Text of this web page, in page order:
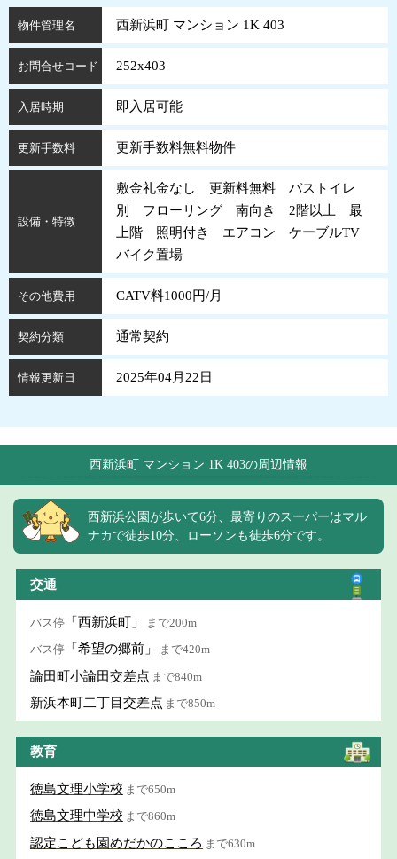
物件管理名 西新浜町 マンション 1K 403
お問合せコード 252x403
入居時期 即入居可能
更新手数料 更新手数料無料物件
設備・特徴
敷金礼金なし 更新料無料 バストイレ
別 フローリング 南向き 2階以上 最
上階 照明付き エアコン ケーブルTV
バイク置場
その他費用 CATV料1000円/月
契約分類 通常契約
情報更新日 2025年04月22日
西新浜町 マンション 1K 403の周辺情報
西新浜公園が歩いて6分、最寄りのスーパーはマル
ナカで徒歩10分、ローソンも徒歩6分です。
交通
バス停 「西新浜町」 まで200m
バス停 「希望の郷前」 まで420m
論田町小論田交差点 まで840m
新浜本町二丁目交差点 まで850m
教育
徳島文理小学校 まで650m
徳島文理中学校 まで860m
認定こども園めだかのこころ まで630m